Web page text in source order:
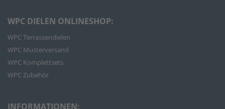
WPC DIELEN ONLINESHOP:
WPC Terrassendielen
WPC Musterversand
WPC Komplettsets
WPC Zubehör
INFORMATIONEN: